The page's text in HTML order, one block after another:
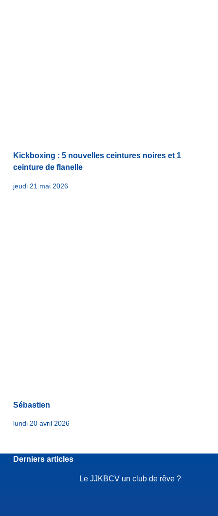
Kickboxing : 5 nouvelles ceintures noires et 1
ceinture de flanelle
jeudi 21 mai 2026
Sébastien
lundi 20 avril 2026
Derniers articles
Le JJKBCV un club de rêve ?